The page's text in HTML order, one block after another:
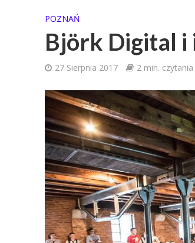
POZNAŃ
Björk Digital i
27 Sierpnia 2017 2 min. czytania